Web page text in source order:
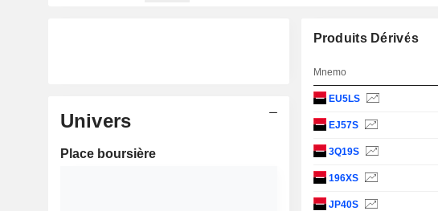
Univers
Place boursière
Produits Dérivés
Mnemo
EU5LS
EJ57S
3Q19S
196XS
JP40S